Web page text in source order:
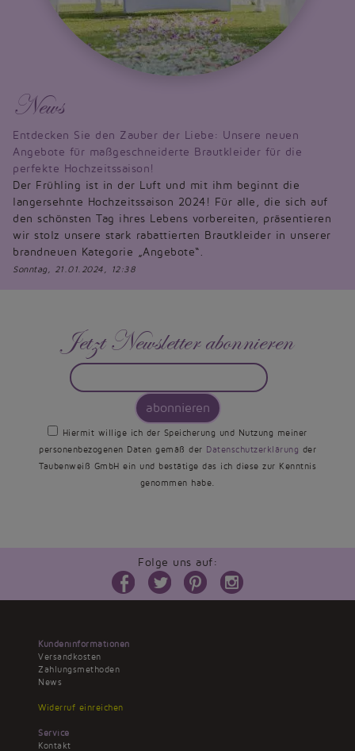
News
Entdecken Sie den Zauber der Liebe: Unsere neuen
Angebote für maßgeschneiderte Brautkleider für die
perfekte Hochzeitssaison!
Der Frühling ist in der Luft und mit ihm beginnt die
langersehnte Hochzeitssaison 2024! Für alle, die sich auf
den schönsten Tag ihres Lebens vorbereiten, präsentieren
wir stolz unsere stark rabattierten Brautkleider in unserer
brandneuen Kategorie „Angebote“.
Sonntag, 21.01.2024, 12:38
Jetzt Newsletter abonnieren
abonnieren
Hiermit willige ich der Speicherung und Nutzung meiner
personenbezogenen Daten gemäß der Datenschutzerklärung der
Taubenweiß GmbH ein und bestätige das ich diese zur Kenntnis
genommen habe.
Folge uns auf:
Kundeninformationen
Versandkosten
Zahlungsmethoden
News
Widerruf einreichen
Service
Kontakt